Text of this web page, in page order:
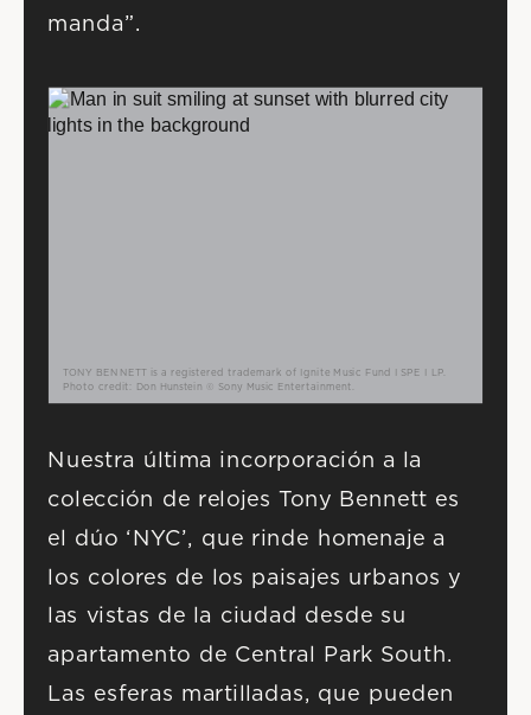
Nuestra última incorporación a la
colección de relojes Tony Bennett es
el dúo ‘NYC’, que rinde homenaje a
los colores de los paisajes urbanos y
las vistas de la ciudad desde su
apartamento de Central Park South.
Las esferas martilladas, que pueden
TONY BENNETT is a registered trademark of Ignite Music Fund I SPE I LP.
Photo credit: Don Hunstein © Sony Music Entertainment.